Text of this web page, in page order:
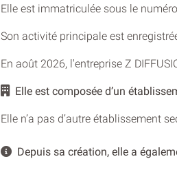
Elle est immatriculée sous le
Son activité principale est
En août 2026, l'entreprise Z
Elle est composée d’un
Elle n’a pas d’autre établissement
Depuis sa création, elle a